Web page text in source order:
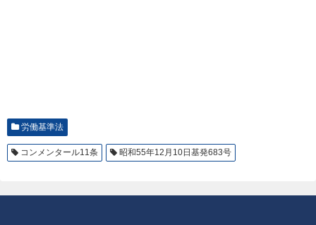
労働基準法
コンメンタール11条 昭和55年12月10日基発683号